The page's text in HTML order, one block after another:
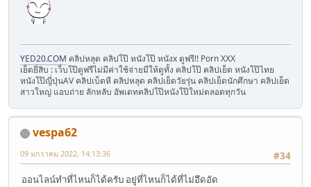
YED20.COM คลิปหลุด คลิปโป๊ หนังโป๊ หนังx ดูฟรี!! Porn XXX
เย็ดยี่สิบ : เว็บโป๊ดูฟรีไม่มีค่าใช้จ่ายมีให้ดูทั้ง คลิปโป๊ คลิปเย็ด หนังโป๊ไทย
หนังโป๊ญี่ปุ่นAV คลิปเบ็ดหี คลิปหลุด คลิปเย็ดวัยรุ่น คลิปเย็ดนักศึกษา คลิปเย็ด
สาวใหญ่ แอบถ่าย ลักหลับ อัพเดทคลิปโป๊หนังโป๊ใหม่ตลอดทุกวัน
vespa62
#34
09 มกราคม 2022, 14:13:36
ออนไลน์ทำที่ไหนก็ได้ครับ อยู่ที่ไหนก็ได้ที่ไม่อึดอัด